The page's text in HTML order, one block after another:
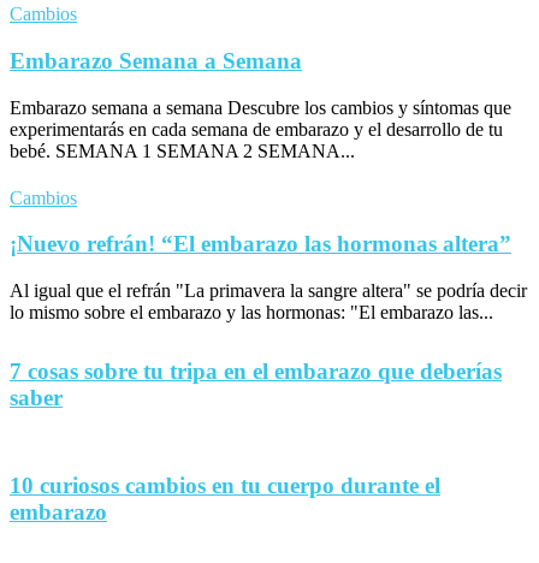
Cambios
Embarazo Semana a Semana
Embarazo semana a semana Descubre los cambios y síntomas que
experimentarás en cada semana de embarazo y el desarrollo de tu
bebé. SEMANA 1 SEMANA 2 SEMANA...
Cambios
¡Nuevo refrán! “El embarazo las hormonas altera”
Al igual que el refrán "La primavera la sangre altera" se podría decir
lo mismo sobre el embarazo y las hormonas: "El embarazo las...
7 cosas sobre tu tripa en el embarazo que deberías
saber
10 curiosos cambios en tu cuerpo durante el
embarazo